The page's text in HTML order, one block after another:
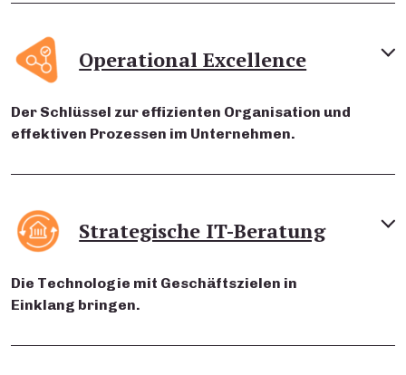
Operational Excellence
Der Schlüssel zur effizienten Organisation und
effektiven Prozessen im Unternehmen.
Strategische IT-Beratung
Die Technologie mit Geschäftszielen in
Einklang bringen.